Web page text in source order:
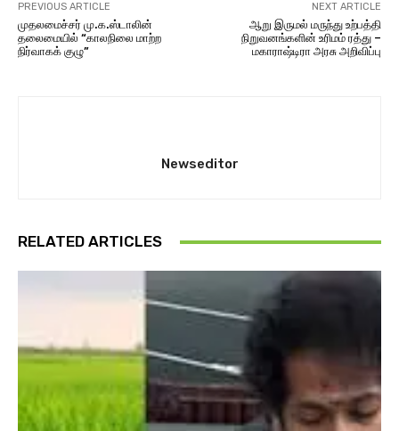
PREVIOUS ARTICLE
முதலமைச்சர் மு.க.ஸ்டாலின்
தலைமையில் “காலநிலை மாற்ற
நிர்வாகக் குழு”
NEXT ARTICLE
ஆறு இருமல் மருந்து உற்பத்தி
நிறுவனங்களின் உரிமம் ரத்து –
மகாராஷ்டிரா அரசு அறிவிப்பு
Newseditor
RELATED ARTICLES